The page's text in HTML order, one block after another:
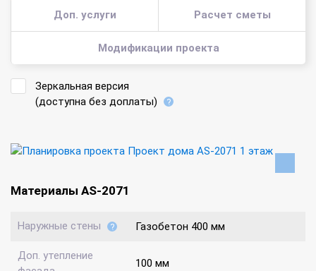
Доп. услуги Расчет сметы
Модификации проекта
Зеркальная версия
(доступна без доплаты)
Материалы AS-2071
Наружные стены Газобетон 400 мм
Доп. утепление
100 мм